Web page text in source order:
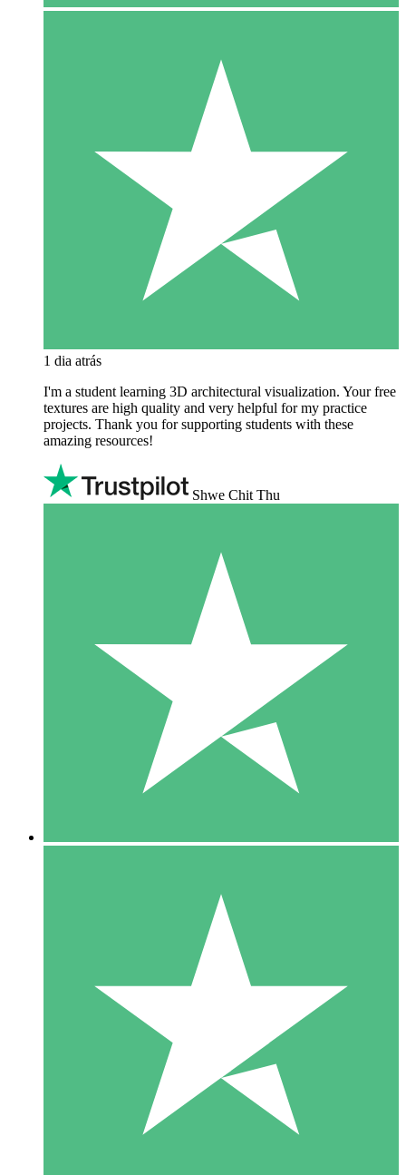
1 dia atrás
I'm a student learning 3D architectural visualization. Your free
textures are high quality and very helpful for my practice
projects. Thank you for supporting students with these
amazing resources!
Shwe Chit Thu